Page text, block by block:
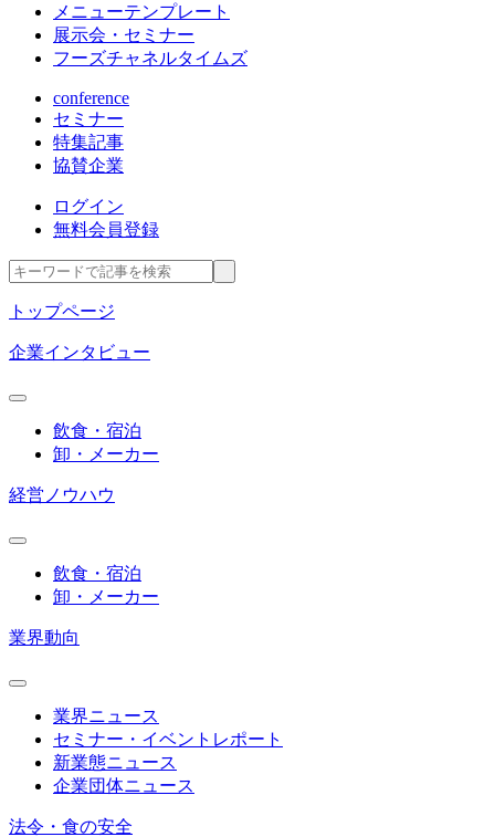
メニューテンプレート
展示会・セミナー
フーズチャネルタイムズ
conference
セミナー
特集記事
協賛企業
ログイン
無料会員登録
トップページ
企業インタビュー
飲食・宿泊
卸・メーカー
経営ノウハウ
飲食・宿泊
卸・メーカー
業界動向
業界ニュース
セミナー・イベントレポート
新業態ニュース
企業団体ニュース
法令・食の安全